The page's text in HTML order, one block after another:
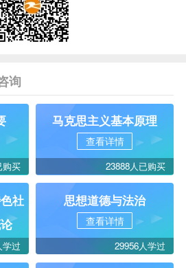
询
购买
马克思主义基本原理
查看详情
23888人已购买
社
学过
思想道德与法治
查看详情
29956人学过